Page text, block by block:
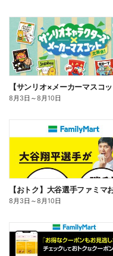
8月3日 ～8月10日
8月3日 ～8月10日